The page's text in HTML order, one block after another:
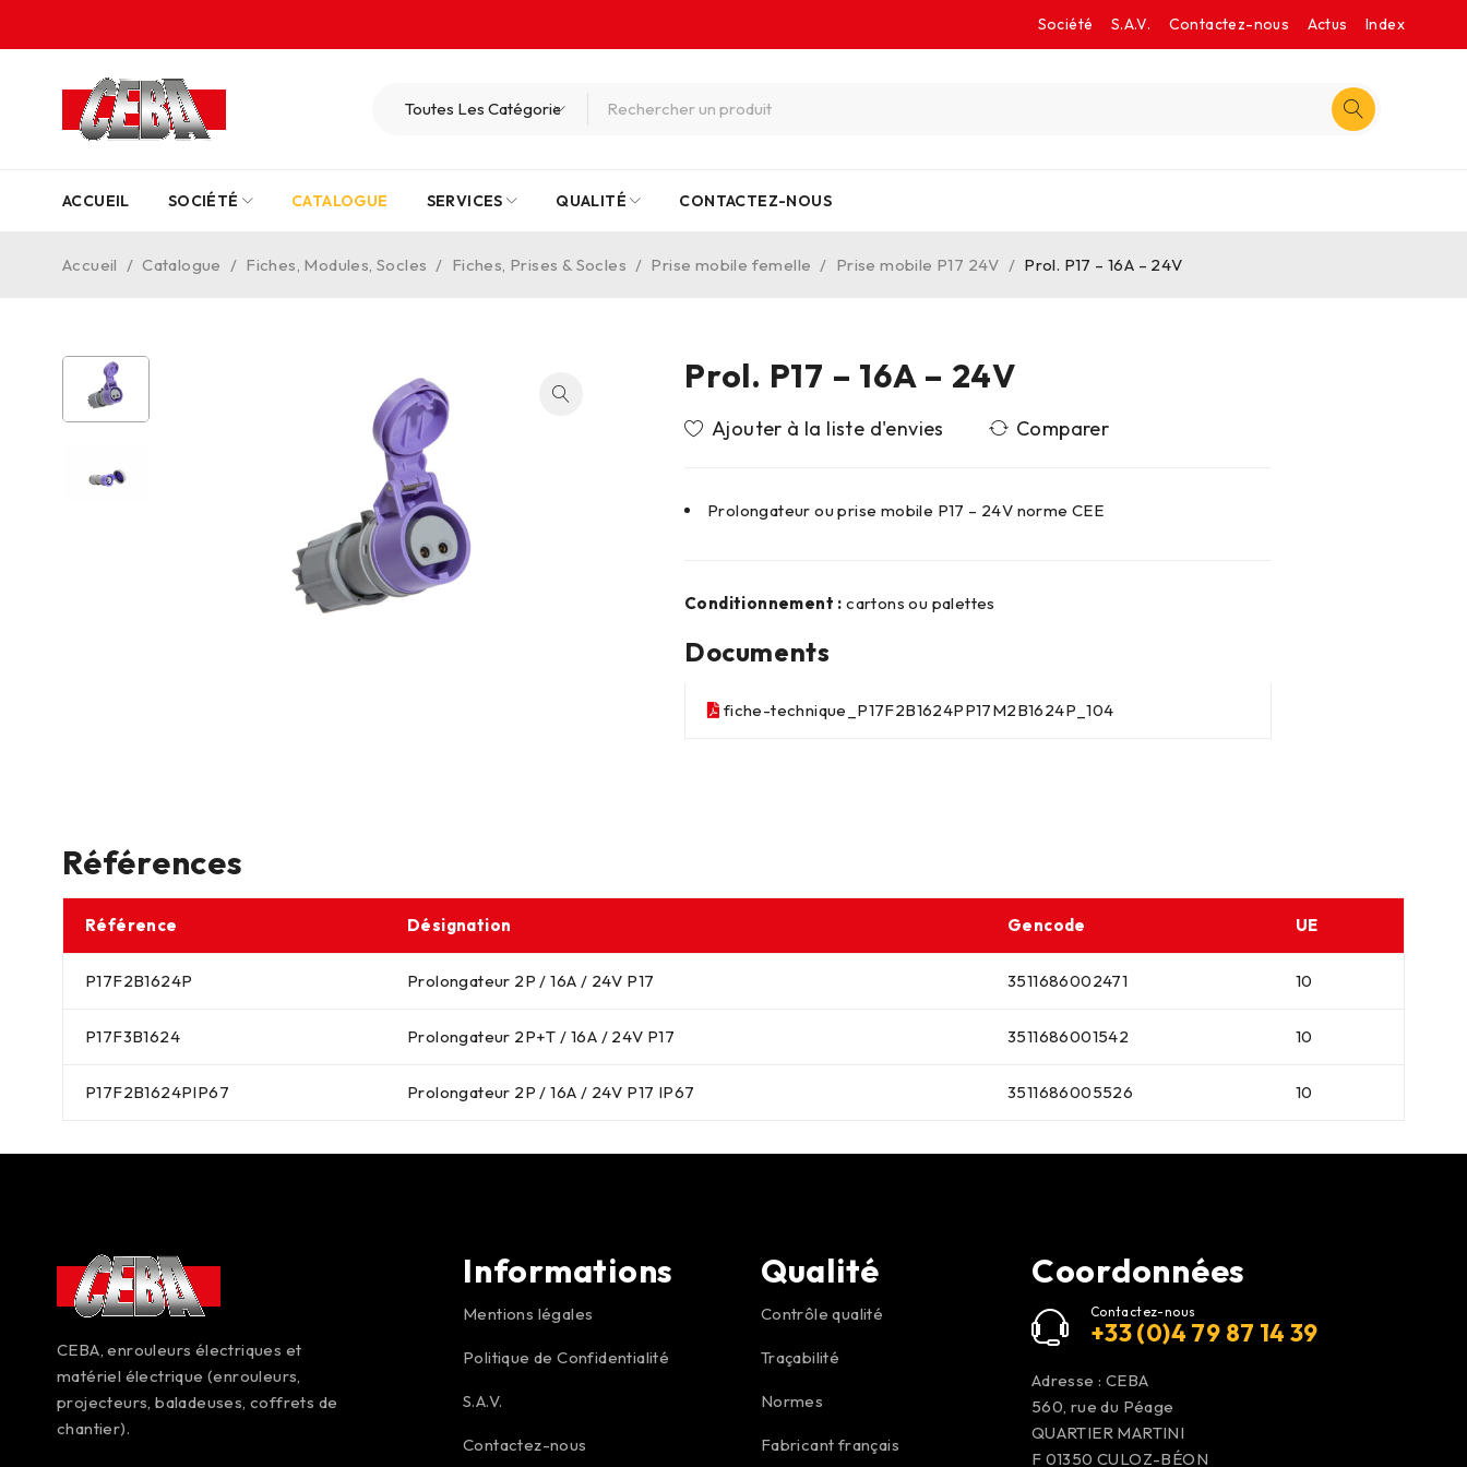
Société S.A.V. Contactez-nous Actus Index
ACCUEIL SOCIÉTÉ CATALOGUE SERVICES QUALITÉ CONTACTEZ-NOUS
Accueil / Catalogue / Fiches, Modules, Socles / Fiches, Prises & Socles / Prise mobile femelle / Prise mobile P17 24V / Prol. P17 – 16A – 24V
Prol. P17 – 16A – 24V
Comparer
Prolongateur ou prise mobile P17 – 24V norme CEE
Conditionnement : cartons ou palettes
Documents
fiche-technique_P17F2B1624PP17M2B1624P_104
Références
Référence Désignation Gencode UE
P17F2B1624P Prolongateur 2P / 16A / 24V P17 3511686002471 10
P17F3B1624 Prolongateur 2P+T / 16A / 24V P17 3511686001542 10
P17F2B1624PIP67 Prolongateur 2P / 16A / 24V P17 IP67 3511686005526 10
CEBA, enrouleurs électriques et
matériel électrique (enrouleurs,
projecteurs, baladeuses, coffrets de
chantier).
Informations
Mentions légales
Politique de Confidentialité
S.A.V.
Contactez-nous
Qualité
Contrôle qualité
Traçabilité
Normes
Fabricant français
Coordonnées
Contactez-nous
+33 (0)4 79 87 14 39
Adresse : CEBA
560, rue du Péage
QUARTIER MARTINI
F 01350 CULOZ-BÉON